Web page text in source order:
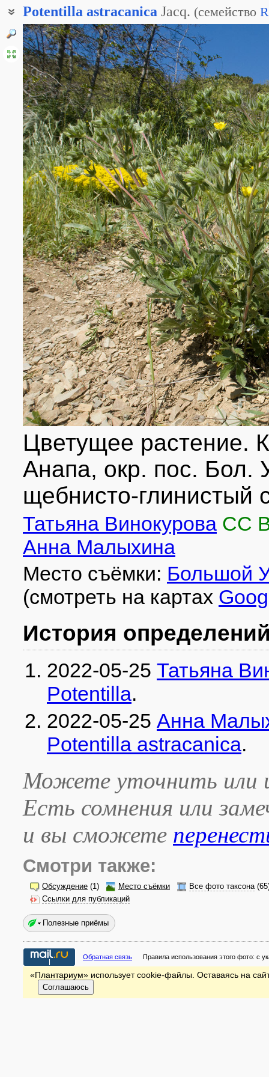
Potentilla astracanica Jacq. (семейство
Лапчатка Борнмюллера
Лапчатка мягковолосистая
Цветущее растение.
Анапа, окр. пос. Бол.
щебнисто-глинистый
Татьяна Винокурова CC
Анна Малыхина
Место съёмки: Большой
(смотреть на картах
История
2022-05-25 Татьяна
Potentilla.
2022-05-25 Анна
Potentilla astracanica.
Можете уточнить или
Есть сомнения или
и вы сможете
Смотри также:
Обсуждение (1) Место съёмки Все фото таксона
Ссылки для публикаций
Полезные приёмы
Обратная связь Правила использования этого фото: с
«Плантариум» использует cookie-файлы. Оставаясь на
Соглашаюсь